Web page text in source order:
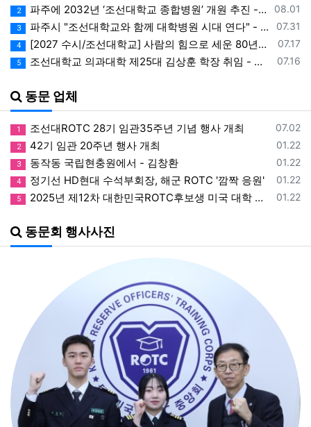
등록일
08.01
2 파주에 2032년 ‘조선대학교 종합병원’ 개원 추진 - v.daum.net
등록일
07.31
3 파주시 "조선대학교와 함께 대학병원 시대 연다" - 뉴스핌
등록일
07.17
4 [2027 수시/조선대학교] 사람의 힘으로 세운 80년… 학생의 미래 여는 100년 준비 - 한국대학신문
등록일
07.16
5 조선대학교 의과대학 제25대 김상훈 학장 취임 - 의학신문
동문 업체
등록일
07.02
1 조선대ROTC 28기 임관35주년 기념 행사 개최
등록일
01.22
2 42기 임관 20주년 행사 개최
등록일
01.22
3 동작동 국립현충원에서 - 김창환
등록일
01.22
4 정기선 HD현대 수석부회장, 해군 ROTC '깜짝 응원'
등록일
01.22
5 2025년 제12차 대한민국ROTC후보생 미국 대학 리더십 특별연수
동문회 행사사진